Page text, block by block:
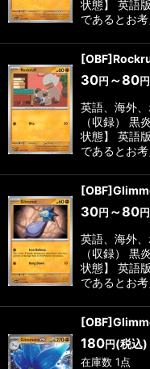
状態】 英語
であるとお
30円 ～80円
英語、海外
（収録） 黒
状態】 英語
であるとお
30円 ～80円
英語、海外
（収録） 黒
状態】 英語
であるとお
180円 (税込)
在庫数 1点